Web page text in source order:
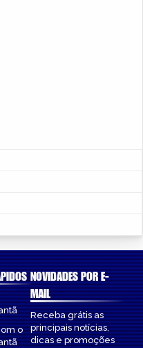
o
NOVIDADES POR E-
MAIL
Receba grátis as
principais notícias,
dicas e promoções